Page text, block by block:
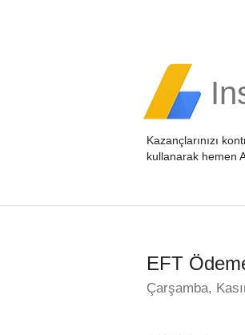
Kazançlarınızı
kullanarak hemen
EFT
Çarşamba,